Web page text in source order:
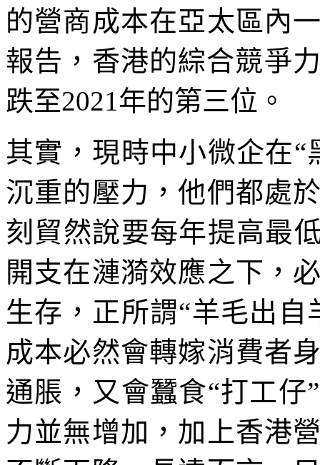
的營商成本在亞太區內
報告，香港的綜合競爭
跌至2021年的第三位。
其實，現時中小微企在
沉重的壓力，他們都處
刻貿然說要每年提高最
開支在漣漪效應之下，
生存，正所謂“羊毛出
成本必然會轉嫁消費者
通脹，又會蠶食“打工
力並無增加，加上香港